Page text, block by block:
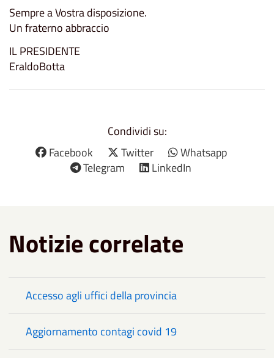
Sempre a Vostra disposizione.
Un fraterno abbraccio
IL PRESIDENTE
EraldoBotta
Condividi su:
Facebook
Twitter
Whatsapp
Telegram
LinkedIn
Notizie correlate
Accesso agli uffici della provincia
Aggiornamento contagi covid 19